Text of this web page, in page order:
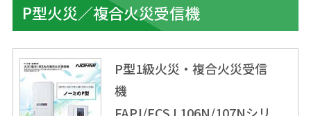
P型火災／複合火災受信機
P型1級火災・複合火災受信
機
FAPJ/FCSJ 106N/107Nシリ